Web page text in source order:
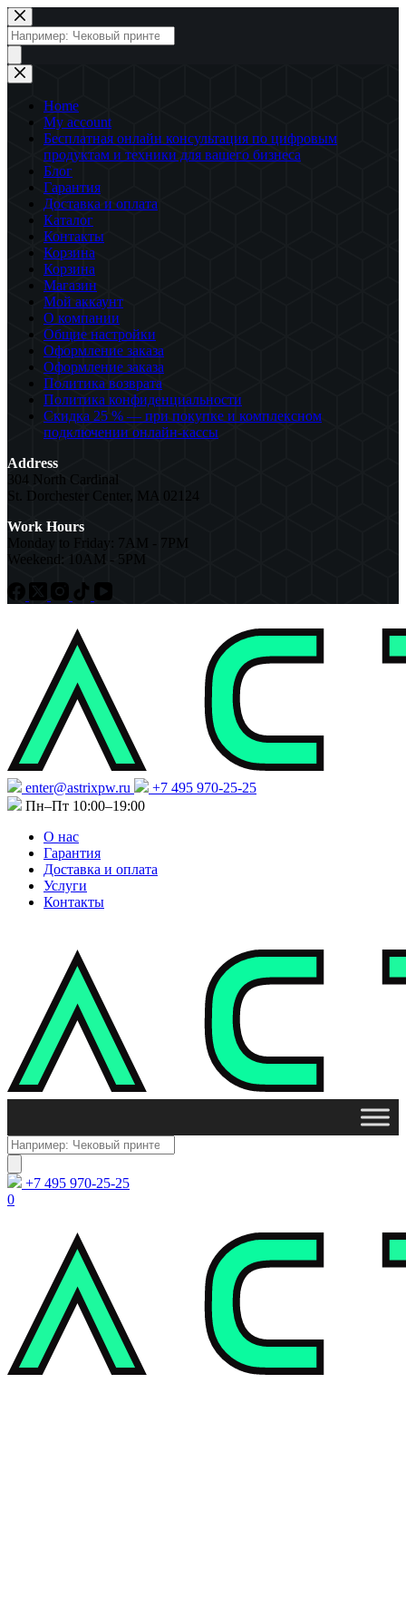
Перейти
к
сути
Поиск
товаров
Home
My account
Бесплатная онлайн консультация по цифровым
продуктам и техники для вашего бизнеса
Блог
Гарантия
Доставка и оплата
Каталог
Контакты
Корзина
Корзина
Магазин
Мой аккаунт
О компании
Общие настройки
Оформление заказа
Оформление заказа
Политика возврата
Политика конфиденциальности
Скидка 25 % — при покупке и комплексном
подключении онлайн-кассы
Address
304 North Cardinal
St. Dorchester Center, MA 02124
Work Hours
Monday to Friday: 7AM - 7PM
Weekend: 10AM - 5PM
enter@astrixpw.ru
+7 495 970-25-25
Пн–Пт 10:00–19:00
О нас
Гарантия
Доставка и оплата
Услуги
Контакты
Поиск
товаров
+7 495 970-25-25
0